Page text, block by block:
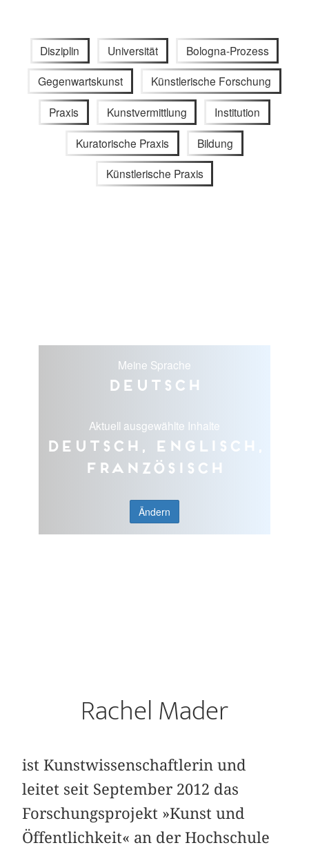
Disziplin Universität Bologna-Prozess
Gegenwartskunst Künstlerische Forschung
Praxis Kunstvermittlung Institution
Kuratorische Praxis Bildung
Künstlerische Praxis
Meine Sprache
Deutsch
Aktuell ausgewählte Inhalte
Deutsch, Englisch,
Französisch
Ändern
Rachel Mader
ist Kunstwissenschaftlerin und
leitet seit September 2012 das
Forschungsprojekt »Kunst und
Öffentlichkeit« an der Hochschule